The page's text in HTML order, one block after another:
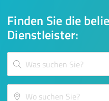
Finden Sie die
Dienstleister: